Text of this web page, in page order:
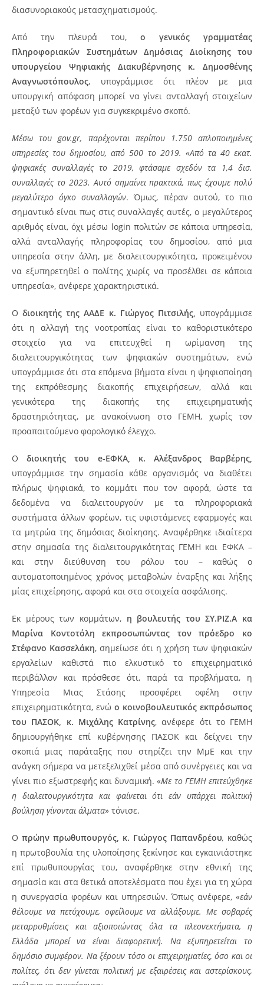
διασυνοριακούς μετασχηματισμούς.
Από την πλευρά του, ο γενικός γραμματέας
Πληροφοριακών Συστημάτων Δημόσιας Διοίκησης του
υπουργείου Ψηφιακής Διακυβέρνησης κ. Δημοσθένης
Αναγνωστόπουλος, υπογράμμισε ότι πλέον με μια
υπουργική απόφαση μπορεί να γίνει ανταλλαγή στοιχείων
μεταξύ των φορέων για συγκεκριμένο σκοπό.
Μέσω τουgov.gr, παρέχονται περίπου 1.750 απλοποιημένες
υπηρεσίες του δημοσίου, από 500 το 2019. «Από τα 40 εκατ.
ψηφιακές συναλλαγές το 2019, φτάσαμε σχεδόν τα 1,4 δισ.
συναλλαγές το 2023. Αυτό σημαίνει πρακτικά, πως έχουμε πολύ
μεγαλύτερο όγκο συναλλαγών. Όμως, πέραν αυτού, το πιο
σημαντικό είναι πως στις συναλλαγές αυτές, ο μεγαλύτερος
αριθμός είναι, όχι μέσω login πολιτών σε κάποια υπηρεσία,
αλλά ανταλλαγής πληροφορίας του δημοσίου, από μια
υπηρεσία στην άλλη, με διαλειτουργικότητα, προκειμένου
να εξυπηρετηθεί ο πολίτης χωρίς να προσέλθει σε κάποια
υπηρεσία», ανέφερε χαρακτηριστικά.
Οδιοικητής της ΑΑΔΕ κ. Γιώργος Πιτσιλής, υπογράμμισε
ότι η αλλαγή της νοοτροπίας είναι το καθοριστικότερο
στοιχείο για να επιτευχθεί η ωρίμανση της
διαλειτουργικότητας των ψηφιακών συστημάτων, ενώ
υπογράμμισε ότι στα επόμενα βήματα είναι η ψηφιοποίηση
της εκπρόθεσμης διακοπής επιχειρήσεων, αλλά και
γενικότερα της διακοπής της επιχειρηματικής
δραστηριότητας, με ανακοίνωση στο ΓΕΜΗ, χωρίς τον
προαπαιτούμενο φορολογικό έλεγχο.
Οδιοικητής του e-ΕΦΚΑ, κ. Αλέξανδρος Βαρβέρης,
υπογράμμισε την σημασία κάθε οργανισμός να διαθέτει
πλήρως ψηφιακά, το κομμάτι που τον αφορά, ώστε τα
δεδομένα να διαλειτουργούν με τα πληροφοριακά
συστήματα άλλων φορέων, τις υφιστάμενες εφαρμογές και
τα μητρώα της δημόσιας διοίκησης. Αναφέρθηκε ιδιαίτερα
στην σημασία της διαλειτουργικότητας ΓΕΜΗ και ΕΦΚΑ –
και στην διεύθυνση του ρόλου του – καθώς ο
αυτοματοποιημένος χρόνος μεταβολών έναρξης και λήξης
μίας επιχείρησης, αφορά και στα στοιχεία ασφάλισης.
Εκ μέρους των κομμάτων, η βουλευτής του ΣΥ.ΡΙΖ.Α κα
Μαρίνα Κοντοτόλη εκπροσωπώντας τον πρόεδρο κο
Στέφανο Κασσελάκη, σημείωσε ότι η χρήση των ψηφιακών
εργαλείων καθιστά πιο ελκυστικό το επιχειρηματικό
περιβάλλον και πρόσθεσε ότι, παρά τα προβλήματα, η
Υπηρεσία Μιας Στάσης προσφέρει οφέλη στην
επιχειρηματικότητα, ενώ ο κοινοβουλευτικός εκπρόσωπος
του ΠΑΣΟΚ, κ. Μιχάλης Κατρίνης, ανέφερε ότι το ΓΕΜΗ
δημιουργήθηκε επί κυβέρνησης ΠΑΣΟΚ και δείχνει την
σκοπιά μιας παράταξης που στηρίζει την ΜμΕ και την
ανάγκη σήμερα να μετεξελιχθεί μέσα από συνέργειες και να
γίνει πιο εξωστρεφής και δυναμική. «Με το ΓΕΜΗ επιτεύχθηκε
η διαλειτουργικότητα και φαίνεται ότι εάν υπάρχει πολιτική
βούληση γίνονται άλματα» τόνισε.
Ο πρώην πρωθυπουργός, κ. Γιώργος Παπανδρέου, καθώς
η πρωτοβουλία της υλοποίησης ξεκίνησε και εγκαινιάστηκε
επί πρωθυπουργίας του, αναφέρθηκε στην εθνική της
σημασία και στα θετικά αποτελέσματα που έχει για τη χώρα
η συνεργασία φορέων και υπηρεσιών. Όπως ανέφερε, «εάν
θέλουμε να πετύχουμε, οφείλουμε να αλλάξουμε. Με σοβαρές
μεταρρυθμίσεις και αξιοποιώντας όλα τα πλεονεκτήματα, η
Ελλάδα μπορεί να είναι διαφορετική. Να εξυπηρετείται το
δημόσιο συμφέρον. Να ξέρουν τόσο οι επιχειρηματίες, όσο και οι
πολίτες, ότι δεν γίνεται πολιτική με εξαιρέσεις και αστερίσκους,